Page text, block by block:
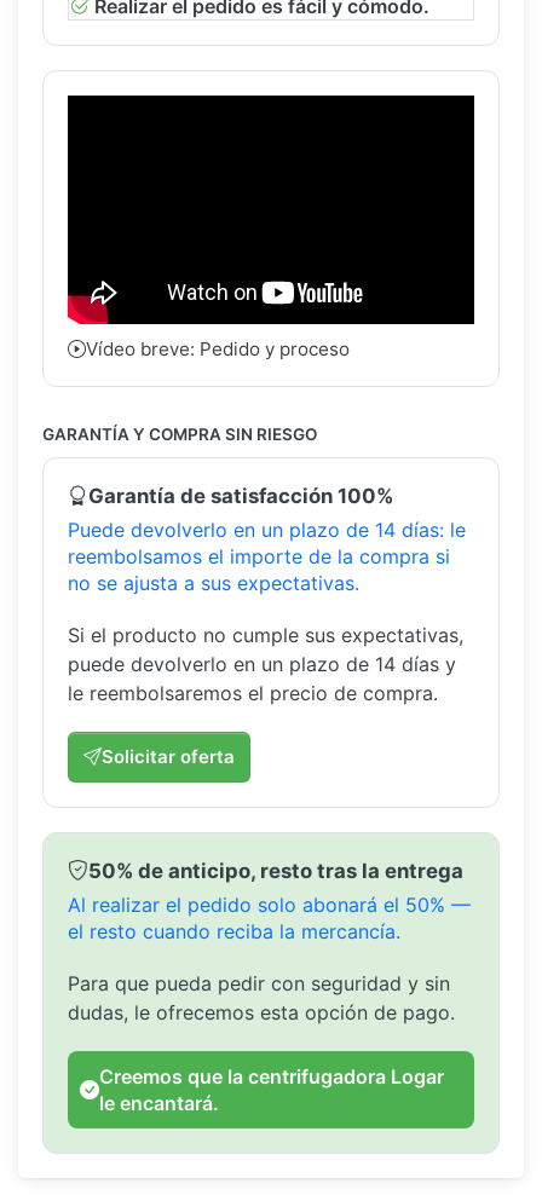
Realizar el pedido es fácil y cómodo.
Vídeo breve: Pedido y proceso
GARANTÍA Y COMPRA SIN RIESGO
Garantía de satisfacción 100%
Puede devolverlo en un plazo de 14 días: le
reembolsamos el importe de la compra si
no se ajusta a sus expectativas.
Si el producto no cumple sus expectativas,
puede devolverlo en un plazo de 14 días y
le reembolsaremos el precio de compra.
Solicitar oferta
50% de anticipo, resto tras la entrega
Al realizar el pedido solo abonará el 50% —
el resto cuando reciba la mercancía.
Para que pueda pedir con seguridad y sin
dudas, le ofrecemos esta opción de pago.
Creemos que la centrifugadora Logar
le encantará.